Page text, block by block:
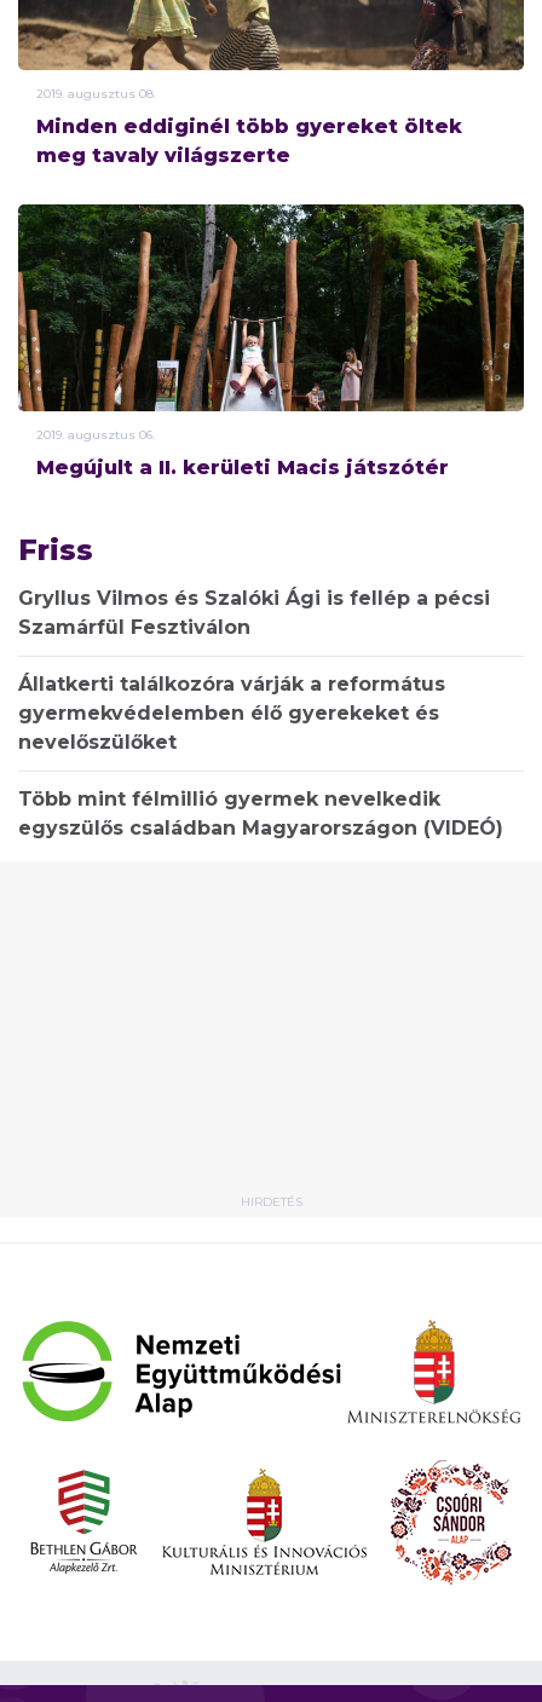
2019. augusztus 08.
Minden eddiginél több gyereket öltek
meg tavaly világszerte
2019. augusztus 06.
Megújult a II. kerületi Macis játszótér
Friss
Gryllus Vilmos és Szalóki Ági is fellép a pécsi
Szamárfül Fesztiválon
Állatkerti találkozóra várják a református
gyermekvédelemben élő gyerekeket és
nevelőszülőket
Több mint félmillió gyermek nevelkedik
egyszülős családban Magyarországon (VIDEÓ)
HIRDETÉS